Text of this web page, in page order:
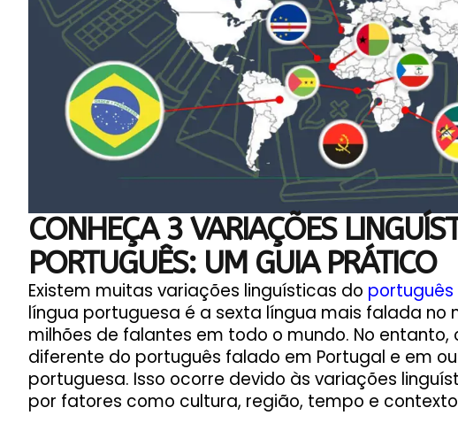
CONHEÇA 3 VARIAÇÕES
PORTUGUÊS: UM GUIA PRÁTICO
Existem muitas variações linguísticas do português
língua portuguesa é a sexta língua mais falada no
milhões de falantes em todo o mundo. No entanto,
diferente do português falado em Portugal e em
portuguesa. Isso ocorre devido às variações
por fatores como cultura, região, tempo e